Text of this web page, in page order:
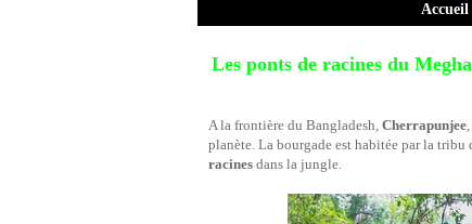
Accueil
Les ponts de racines du
A la frontière du Bangladesh, Cherrapunjee
planète. La bourgade est habitée par la tribu
racines dans la jungle.